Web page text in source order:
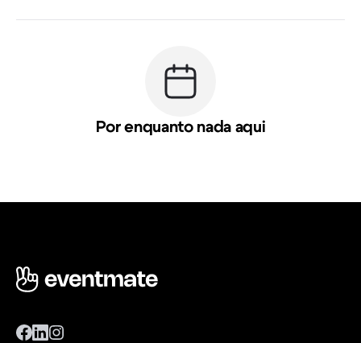
Por enquanto nada aqui